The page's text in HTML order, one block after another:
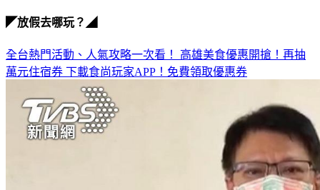
◤放假去哪玩？◢
全台熱門活動、人氣攻略一次看！ 高雄美食優惠開搶！再抽
萬元住宿券 下載食尚玩家APP！免費領取優惠券